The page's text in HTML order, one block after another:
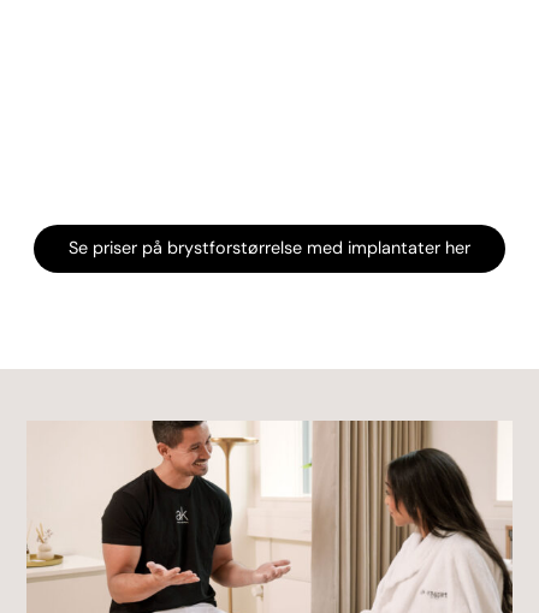
Se priser på brystforstørrelse med implantater her